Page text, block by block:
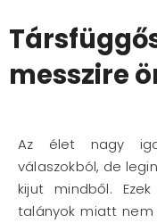
messzire
Az élet nagy
válaszokból, de
kijut mindből.
talányok miatt